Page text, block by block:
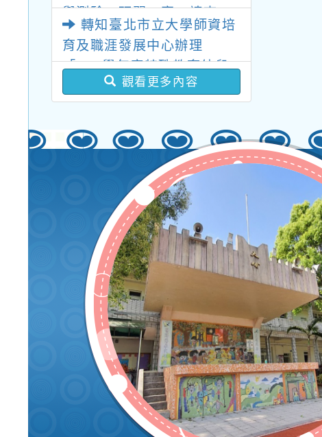
與測驗」研習一案，請查
照。
轉知臺北市立大學師資培
育及職涯發展中心辦理
「113學年度特殊教育幼兒
園身心障礙組學士後教育學
息，請查照。
觀看更多內容